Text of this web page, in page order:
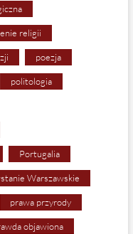
religii
poezja
politologia
Portugalia
Warszawskie
prawa przyrody
objawiona